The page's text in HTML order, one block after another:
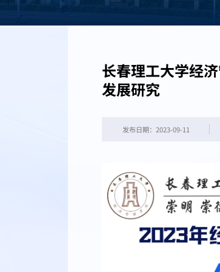
长春理工大学经
发展研究
发布日期：2023-09-11